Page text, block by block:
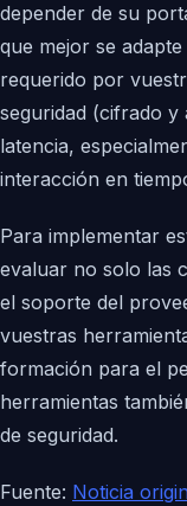
depender de su
que mejor se
requerido por
seguridad (cifrado
latencia,
interacción en
Para implementar
evaluar no solo las
el soporte del
vuestras
formación para el
herramientas
de seguridad.
Fuente: Noticia